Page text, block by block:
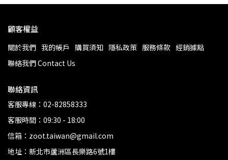
顧客權益
關於我們 我的帳戶 購買須知 隱私政策 服務條款 經銷據點
聯絡我們 Contact Us
聯絡資訊
客服專線：02-82858333
客服時間：09:30 - 18:00
信箱：zoot.taiwan@gmail.com
地址：新北市蘆洲區長樂路6號1樓